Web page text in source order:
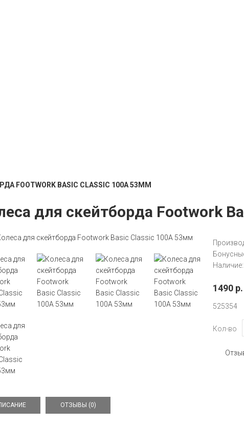
FOOTWORK BASIC CLASSIC 100A 53ММ
для скейтборда Footwork
Наличие:
1490 р.
525354
Кол-во
ОТЗЫВЫ (0)